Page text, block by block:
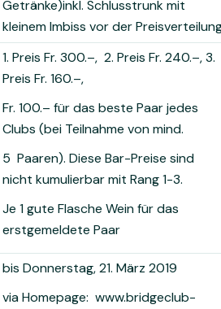
Getränke)inkl. Schlusstrunk mit
kleinem Imbiss vor der
1. Preis Fr. 300.–, 2. Preis Fr. 240.–, 3.
Preis Fr. 160.–,
Fr. 100.– für das beste Paar jedes
Clubs (bei Teilnahme von mind.
5 Paaren). Diese Bar-Preise sind
nicht kumulierbar mit Rang 1-3.
Je 1 gute Flasche Wein für das
erstgemeldete Paar
bis Donnerstag, 21. März 2019
via Homepage: www.bridgeclub-